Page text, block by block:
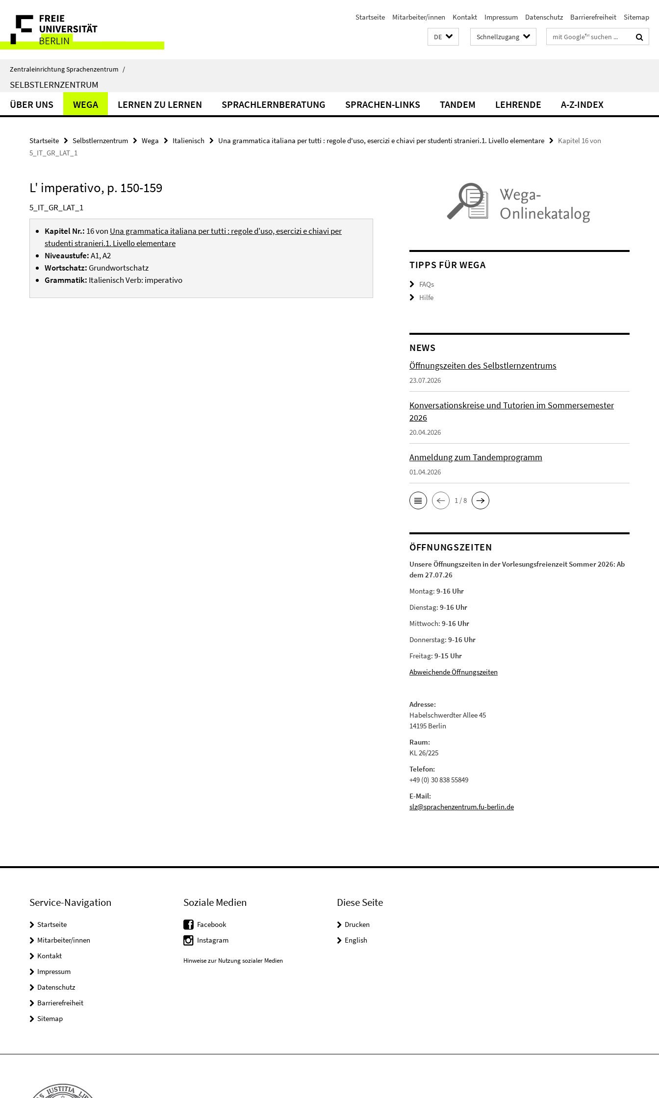
direkt
Inhalt
Service-
Navigation
Startseite Mitarbeiter/innen Kontakt Impressum Datenschutz Barrierefreiheit Sitemap
DE Schnellzugang Suchbegriffe
Zentraleinrichtung Sprachenzentrum /
SELBSTLERNZENTRUM
ÜBER UNS WEGA LERNEN ZU LERNEN SPRACHLERNBERATUNG SPRACHEN-LINKS TANDEM LEHRENDE A-Z-INDEX
Startseite Selbstlernzentrum Wega Italienisch Una grammatica italiana per tutti : regole d'uso, esercizi e chiavi per studenti stranieri.1. Livello elementare
Kapitel 16 von
5_IT_GR_LAT_1
L' imperativo, p. 150-159
5_IT_GR_LAT_1
Kapitel Nr.: 16 von Una grammatica italiana per tutti : regole d'uso, esercizi e chiavi per
studenti stranieri.1. Livello elementare
Niveaustufe:A1, A2
Wortschatz: Grundwortschatz
Grammatik: Italienisch Verb: imperativo
TIPPS FÜR WEGA
FAQs
Hilfe
NEWS
Öffnungszeiten des Selbstlernzentrums
23.07.2026
Konversationskreise und Tutorien im Sommersemester
2026
20.04.2026
Anmeldung zum Tandemprogramm
01.04.2026
1 / 8
ÖFFNUNGSZEITEN
Unsere Öffnungszeiten in der Vorlesungsfreienzeit Sommer 2026:Ab
dem 27.07.26
Montag:9-16 Uhr
Dienstag:9-16 Uhr
Mittwoch:9-16 Uhr
Donnerstag:9-16 Uhr
Freitag:9-15 Uhr
Abweichende Öffnungszeiten
Adresse:
Habelschwerdter Allee 45
14195 Berlin
Raum:
KL 26/225
Telefon:
+49 (0) 30 838 55849
E-Mail:
slz@sprachenzentrum.fu-berlin.de
Service-Navigation
Startseite
Mitarbeiter/innen
Kontakt
Impressum
Datenschutz
Barrierefreiheit
Sitemap
Soziale Medien
Facebook
Instagram
Hinweise zur Nutzung sozialer Medien
Diese Seite
Drucken
English